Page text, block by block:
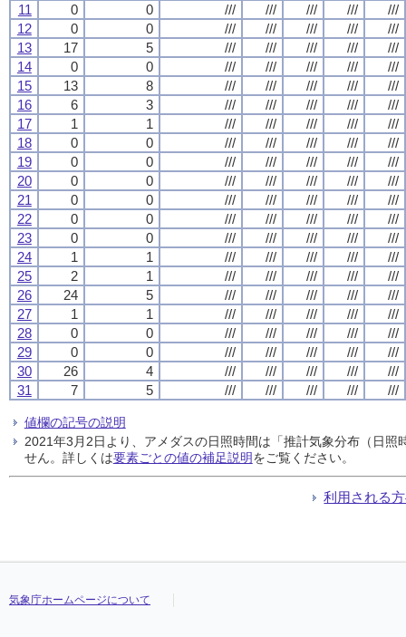
11
0 0 /// /// /// ///
///
12
0 0 /// /// /// ///
///
13
17 5 /// /// /// ///
///
14
0 0 /// /// /// ///
///
15
13 8 /// /// /// ///
///
16
6 3 /// /// /// ///
///
17
1 1 /// /// /// ///
///
18
0 0 /// /// /// ///
///
19
0 0 /// /// /// ///
///
20
0 0 /// /// /// ///
///
21
0 0 /// /// /// ///
///
22
0 0 /// /// /// ///
///
23
0 0 /// /// /// ///
///
24
1 1 /// /// /// ///
///
25
2 1 /// /// /// ///
///
26
24 5 /// /// /// ///
///
27
1 1 /// /// /// ///
///
28
0 0 /// /// /// ///
///
29
0 0 /// /// /// ///
///
30
26 4 /// /// /// ///
///
31
7 5 /// /// /// /// ///
値欄の記号の説明
2021年3月2日より、アメダスの日照時間は「推計気象分布（日
せん。詳しくは要素ごとの値の補足説明をご覧ください。
利用される
気象庁ホームページについて